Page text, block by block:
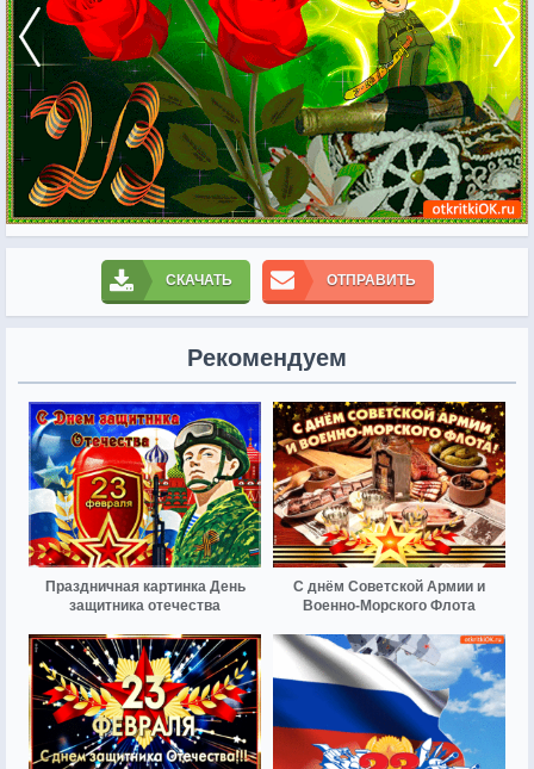
СКАЧАТЬ ОТПРАВИТЬ
Рекомендуем
Праздничная картинка День
защитника отечества
С днём Советской Армии и
Военно-Морского Флота